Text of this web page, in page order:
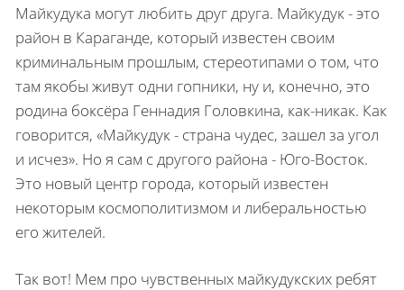
Майкудука могут любить друг друга. Майкудук - это
район в Караганде, который известен своим
криминальным прошлым, стереотипами о том, что
там якобы живут одни гопники, ну и, конечно, это
родина боксёра Геннадия Головкина, как-никак. Как
говорится, «Майкудук - страна чудес, зашел за угол
и исчез». Но я сам с другого района - Юго-Восток.
Это новый центр города, который известен
некоторым космополитизмом и либеральностью
его жителей.
Так вот! Мем про чувственных майкудукских ребят